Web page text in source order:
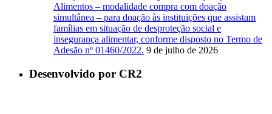
Alimentos – modalidade compra com doação
simultânea – para doação às instituições que assistam
famílias em situação de desproteção social e
insegurança alimentar, conforme disposto no Termo de
Adesão nº 01460/2022. 9 de julho de 2026
Desenvolvido por CR2